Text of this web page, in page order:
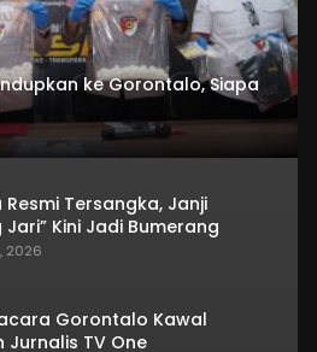
ke Gorontalo, Siapa
Resmi Tersangka, Janji
Jari” Kini Jadi Bumerang
2026
Gorontalo Kawal
Jurnalis TV One